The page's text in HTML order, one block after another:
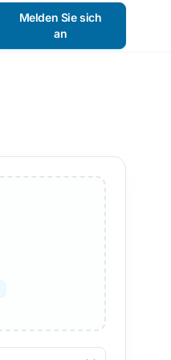
Melden Sie sich
an